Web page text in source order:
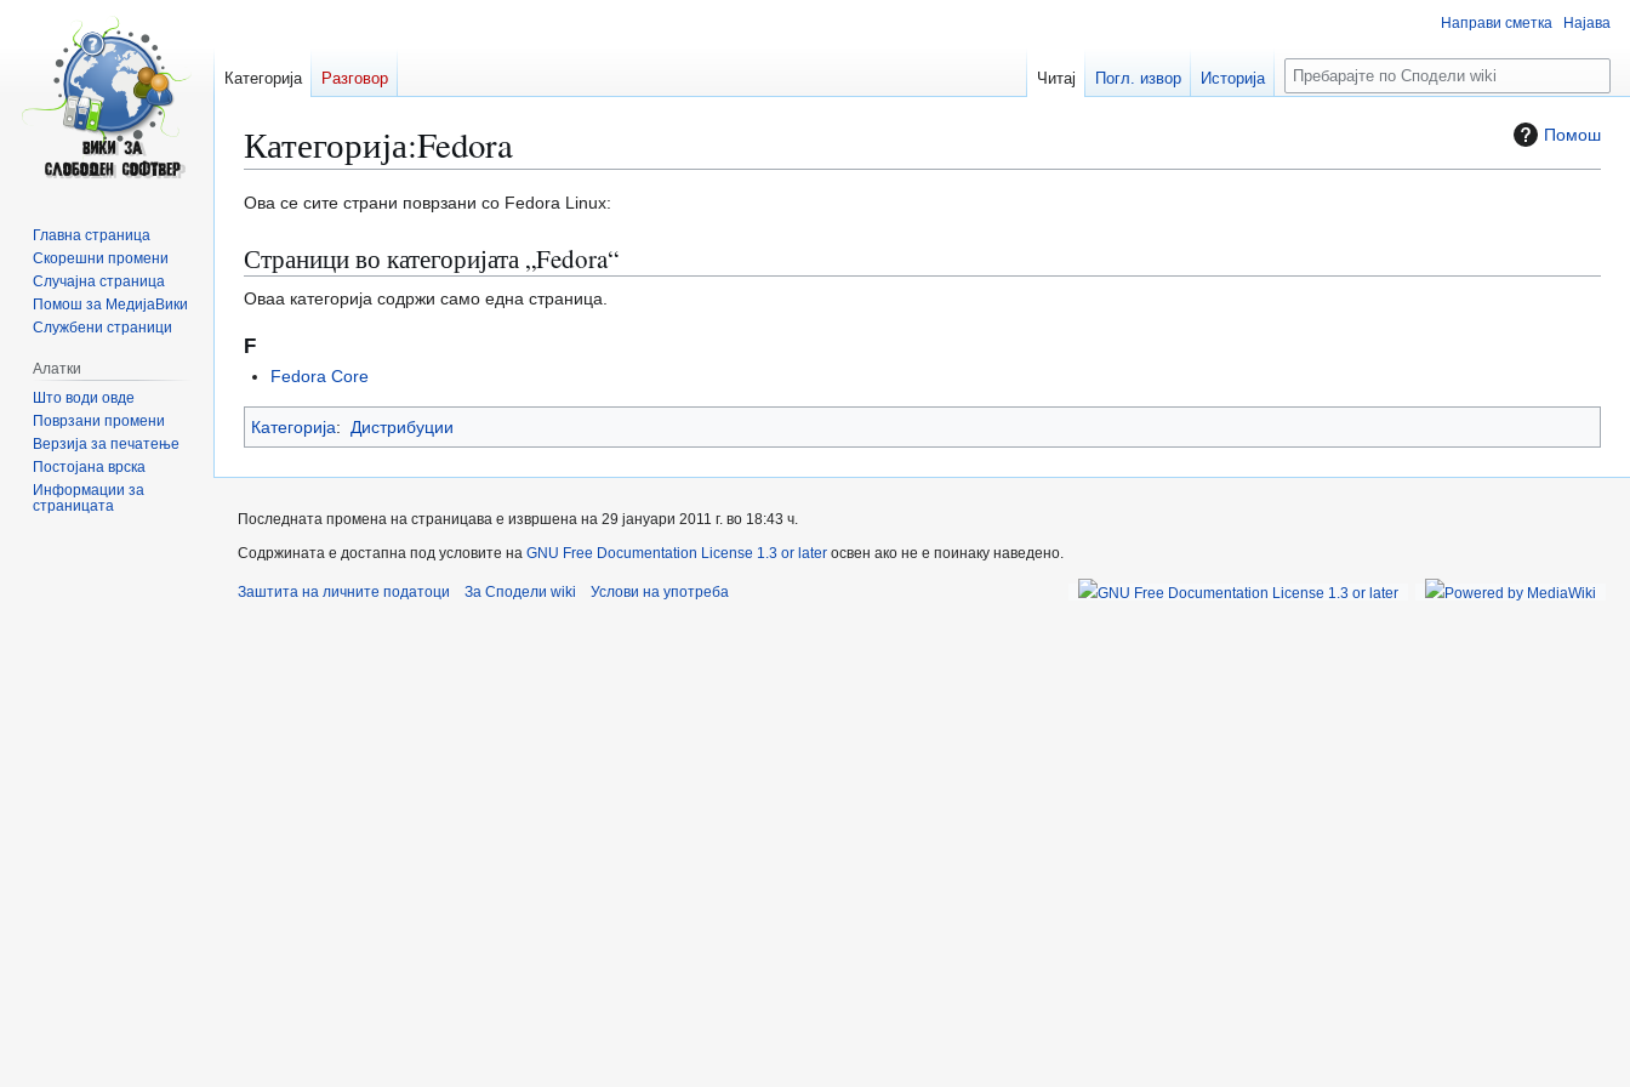
Помош
Категорија:Fedora
Прејди
прегледникот
Прејди
пребарувањето
Ова се сите страни поврзани со Fedora Linux:
Страници во категоријата „Fedora“
Оваа категорија содржи само една страница.
F
Fedora Core
Категорија: Дистрибуции
Направи сметка Најава
Категорија Разговор Читај Погл. извор Историја
П
р
а
Главна страница
Скорешни промени
Случајна страница
Помош за МедијаВики
Службени страници
Алатки
Што води овде
Поврзани промени
Верзија за печатење
Постојана врска
Информации за
страницата
Последната промена на страницава е извршена на 29 јануари 2011 г. во 18:43 ч.
Содржината е достапна под условите на GNU Free Documentation License 1.3 or later освен ако не е поинаку наведено.
Заштита на личните податоци За Сподели wiki Услови на употреба